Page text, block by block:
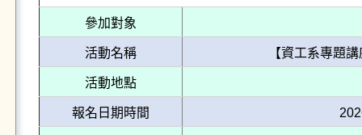
參加對象
活動名稱 【資工系專題
活動地點
報名日期時間